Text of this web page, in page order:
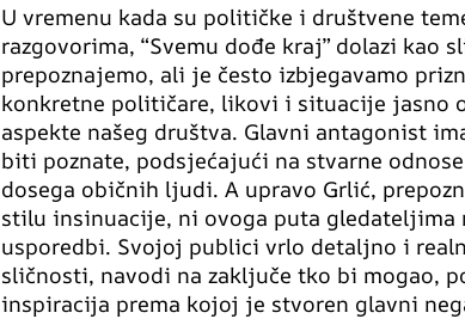
U vremenu kada su političke i društvene
razgovorima, “Svemu dođe kraj” dolazi kao
prepoznajemo, ali je često izbjegavamo
konkretne političare, likovi i situacije jasno
aspekte našeg društva. Glavni antagonist
biti poznate, podsjećajući na stvarne
dosega običnih ljudi. A upravo Grlić,
stilu insinuacije, ni ovoga puta gledateljima
usporedbi. Svojoj publici vrlo detaljno i
sličnosti, navodi na zaključe tko bi mogao,
inspiracija prema kojoj je stvoren glavni